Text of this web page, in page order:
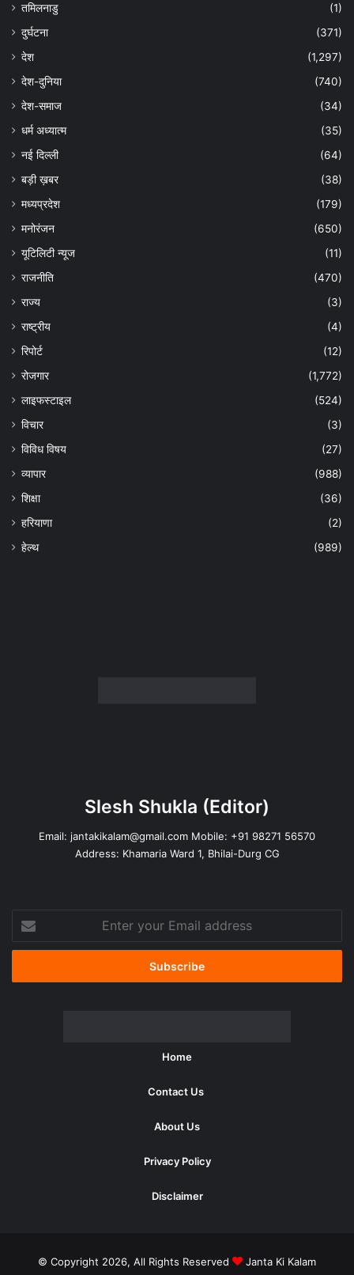
तमिलनाडु
(1)
दुर्घटना
(371)
देश
(1,297)
देश-दुनिया
(740)
देश-समाज
(34)
धर्म अध्यात्म
(35)
नई दिल्ली
(64)
बड़ी ख़बर
(38)
मध्यप्रदेश
(179)
मनोरंजन
(650)
यूटिलिटी न्यूज
(11)
राजनीति
(470)
राज्य
(3)
राष्ट्रीय
(4)
रिपोर्ट
(12)
रोजगार
(1,772)
लाइफस्टाइल
(524)
विचार
(3)
विविध विषय
(27)
व्यापार
(988)
शिक्षा
(36)
हरियाणा
(2)
हेल्‍थ
(989)
Slesh Shukla (Editor)
Email: jantakikalam@gmail.com Mobile: +91 98271 56570
Address: Khamaria Ward 1, Bhilai-Durg CG
your
Email
Home
Contact Us
About Us
Privacy Policy
Disclaimer
© Copyright 2026, All Rights Reserved Janta Ki Kalam